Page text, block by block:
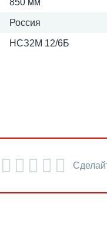
850 мм
Россия
НСЗ2М 12/6Б